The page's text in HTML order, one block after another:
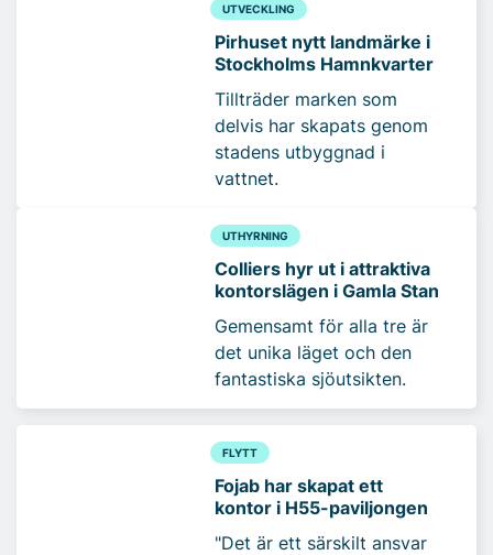
UTVECKLING
Pirhuset nytt landmärke i
Stockholms Hamnkvarter
Tillträder marken som
delvis har skapats genom
stadens utbyggnad i
vattnet.
UTHYRNING
Colliers hyr ut i attraktiva
kontorslägen i Gamla Stan
Gemensamt för alla tre är
det unika läget och den
fantastiska sjöutsikten.
FLYTT
Fojab har skapat ett
kontor i H55-paviljongen
"Det är ett särskilt ansvar